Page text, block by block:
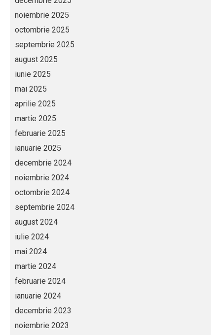
noiembrie 2025
octombrie 2025
septembrie 2025
august 2025
iunie 2025
mai 2025
aprilie 2025
martie 2025
februarie 2025
ianuarie 2025
decembrie 2024
noiembrie 2024
octombrie 2024
septembrie 2024
august 2024
iulie 2024
mai 2024
martie 2024
februarie 2024
ianuarie 2024
decembrie 2023
noiembrie 2023